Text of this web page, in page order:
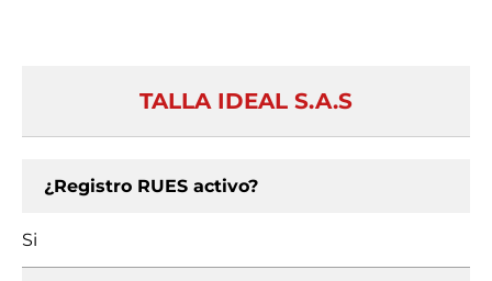
TALLA IDEAL S.A.S
¿Registro RUES activo?
Si